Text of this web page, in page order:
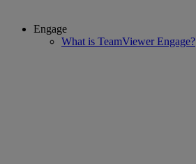
Engage
What is TeamViewer Engage?